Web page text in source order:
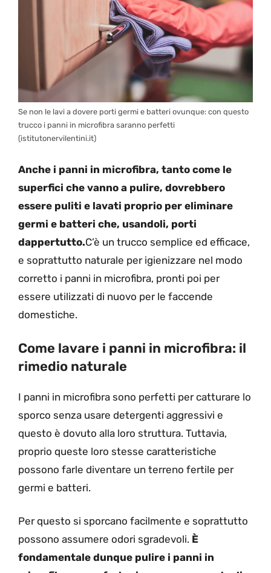
Se non le lavi a dovere porti germi e batteri ovunque: con questo
trucco i panni in microfibra saranno perfetti
(istitutonervilentini.it)
Anche i panni in microfibra, tanto come le
superfici che vanno a pulire, dovrebbero
essere puliti e lavati proprio per eliminare
germi e batteri che, usandoli, porti
dappertutto.C’è un trucco semplice ed efficace,
e soprattutto naturale per igienizzare nel modo
corretto i panni in microfibra, pronti poi per
essere utilizzati di nuovo per le faccende
domestiche.
Come lavare i panni in microfibra: il
rimedio naturale
I panni in microfibra sono perfetti per catturare lo
sporco senza usare detergenti aggressivi e
questo è dovuto alla loro struttura. Tuttavia,
proprio queste loro stesse caratteristiche
possono farle diventare un terreno fertile per
germi e batteri.
Per questo si sporcano facilmente e soprattutto
possono assumere odori sgradevoli. È
fondamentale dunque pulire i panni in